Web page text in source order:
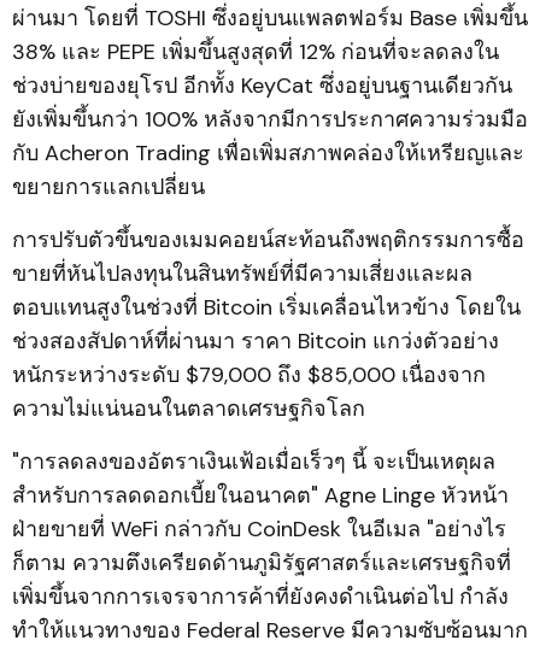
ผ่านมา โดยที่ TOSHI ซึ่งอยู่บนแพลตฟอร์ม Base เพิ่มขึ้น
38% และ PEPE เพิ่มขึ้นสูงสุดที่ 12% ก่อนที่จะลดลงใน
ช่วงบ่ายของยุโรป อีกทั้ง KeyCat ซึ่งอยู่บนฐานเดียวกัน
ยังเพิ่มขึ้นกว่า 100% หลังจากมีการประกาศความร่วมมือ
กับ Acheron Trading เพื่อเพิ่มสภาพคล่องให้เหรียญและ
ขยายการแลกเปลี่ยน
การปรับตัวขึ้นของเมมคอยน์สะท้อนถึงพฤติกรรมการซื้อ
ขายที่หันไปลงทุนในสินทรัพย์ที่มีความเสี่ยงและผล
ตอบแทนสูงในช่วงที่ Bitcoin เริ่มเคลื่อนไหวข้าง โดยใน
ช่วงสองสัปดาห์ที่ผ่านมา ราคา Bitcoin แกว่งตัวอย่าง
หนักระหว่างระดับ $79,000 ถึง $85,000 เนื่องจาก
ความไม่แน่นอนในตลาดเศรษฐกิจโลก
"การลดลงของอัตราเงินเฟ้อเมื่อเร็วๆ นี้ จะเป็นเหตุผล
สำหรับการลดดอกเบี้ยในอนาคต" Agne Linge หัวหน้า
ฝ่ายขายที่ WeFi กล่าวกับ CoinDesk ในอีเมล "อย่างไร
ก็ตาม ความตึงเครียดด้านภูมิรัฐศาสตร์และเศรษฐกิจที่
เพิ่มขึ้นจากการเจรจาการค้าที่ยังคงดำเนินต่อไป กำลัง
ทำให้แนวทางของ Federal Reserve มีความซับซ้อนมาก